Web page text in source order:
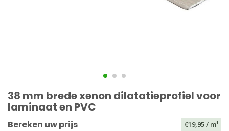
38 mm brede xenon dilatatieprofiel voor
laminaat en PVC
Bereken uw prijs €19,95/ m¹